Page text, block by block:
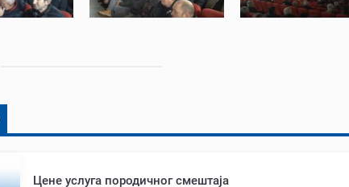
Цене услуга породичног смештаја